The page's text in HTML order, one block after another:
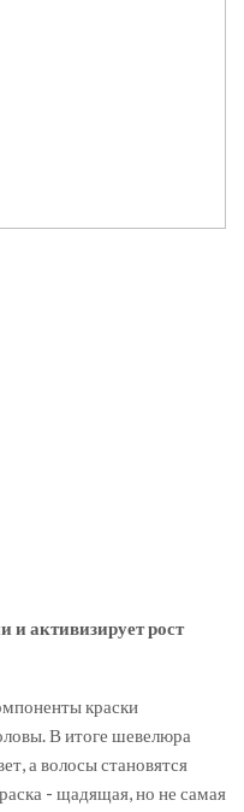
и активизирует рост
краски
В итоге шевелюра
а волосы становятся
- щадящая, но не самая